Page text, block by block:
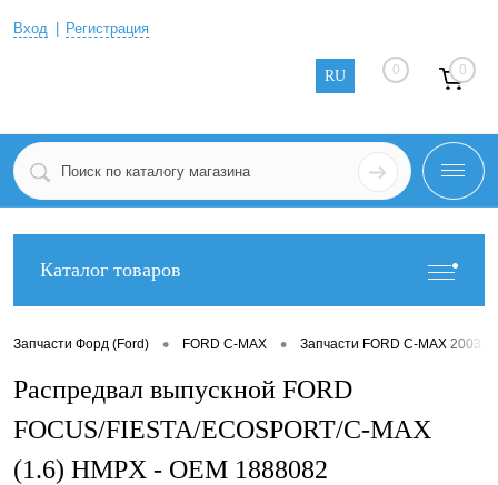
Вход Регистрация
RU 0 0
Каталог товаров
Запчасти Форд (Ford) • FORD C-MAX • Запчасти FORD C-MAX 2003-
Распредвал выпускной FORD
FOCUS/FIESTA/ECOSPORT/C-MAX
(1.6) HMPX - OEM 1888082